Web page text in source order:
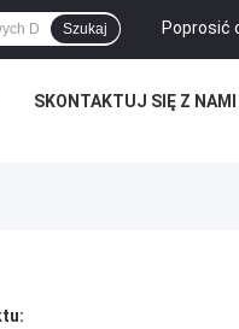
Poprosić
Szukaj
SKONTAKTUJ SIĘ Z NAMI